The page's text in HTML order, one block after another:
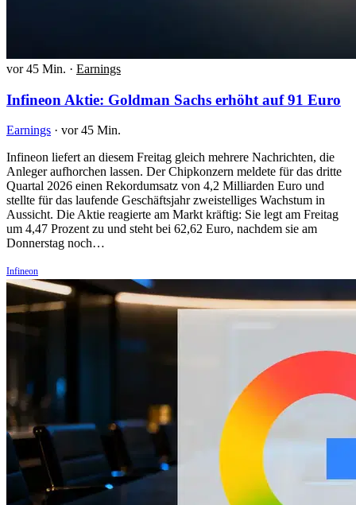
vor 45 Min. · Earnings
Infineon Aktie: Goldman Sachs erhöht auf 91 Euro
Earnings · vor 45 Min.
Infineon liefert an diesem Freitag gleich mehrere Nachrichten, die
Anleger aufhorchen lassen. Der Chipkonzern meldete für das dritte
Quartal 2026 einen Rekordumsatz von 4,2 Milliarden Euro und
stellte für das laufende Geschäftsjahr zweistelliges Wachstum in
Aussicht. Die Aktie reagierte am Markt kräftig: Sie legt am Freitag
um 4,47 Prozent zu und steht bei 62,62 Euro, nachdem sie am
Donnerstag noch…
Infineon